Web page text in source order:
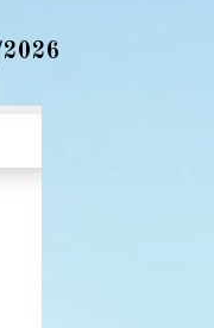
2026